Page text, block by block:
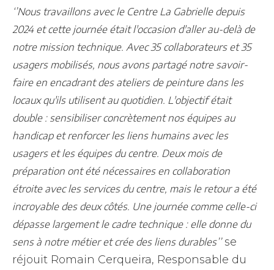
‘’Nous travaillons avec le Centre La Gabrielle depuis
2024 et cette journée était l'occasion d'aller au-delà de
notre mission technique. Avec 35 collaborateurs et 35
usagers mobilisés, nous avons partagé notre savoir-
faire en encadrant des ateliers de peinture dans les
locaux qu'ils utilisent au quotidien. L'objectif était
double : sensibiliser concrètement nos équipes au
handicap et renforcer les liens humains avec les
usagers et les équipes du centre. Deux mois de
préparation ont été nécessaires en collaboration
étroite avec les services du centre, mais le retour a été
incroyable des deux côtés. Une journée comme celle-ci
dépasse largement le cadre technique : elle donne du
sens à notre métier et crée des liens durables’’se
réjouit Romain Cerqueira, Responsable du